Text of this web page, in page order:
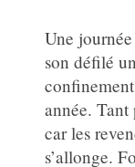
Une
son défilé
année. Tant
car les
s’allonge.